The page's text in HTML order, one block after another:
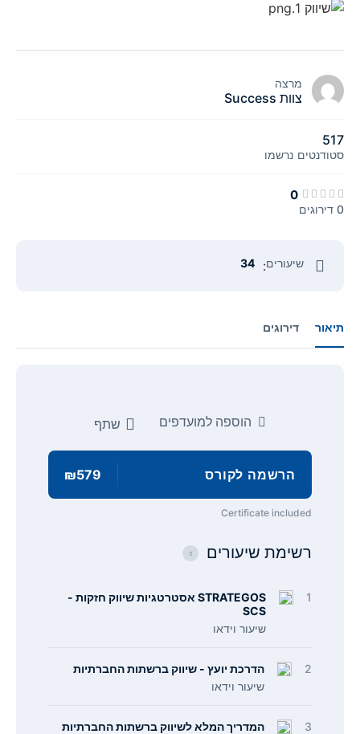
מרצה
צוות Success
517
סטודנטים נרשמו
0
0 דירוגים
שיעורים:
34
תיאור דירוגים
הוספה למועדפים שתף
הרשמה לקורס ₪579
Certificate included
רשימת שיעורים
1
STRATEGOS אסטרטגיות שיווק חזקות -
SCS
שיעור וידאו
2
הדרכת יועץ - שיווק ברשתות החברתיות
שיעור וידאו
3
המדריך המלא לשיווק ברשתות החברתיות